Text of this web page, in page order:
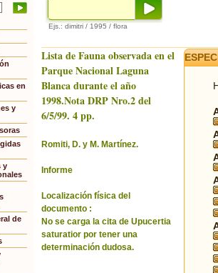
en
y
y
de
Ejs.: dimitri / 1995 / flora
Lista de Fauna observada en el
Parque Nacional Laguna
Blanca durante el año
1998.Nota DRP Nro.2 del
6/5/99. 4 pp.
Romiti, D. y M. Martínez.
Informe
Localización física del
documento :
No se carga la cita de Upucertia
saturatior por tener una
determinación dudosa.